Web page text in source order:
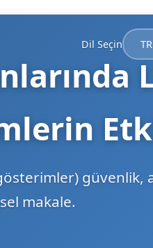
Dil Seçin
güvenlik,
makale.